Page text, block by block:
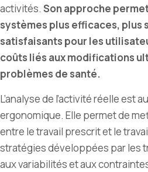
activités. Son approche
systèmes plus efficaces, plus
satisfaisants pour les
coûts liés aux modifications
problèmes de santé.
L’analyse de l’activité réelle est
ergonomique. Elle permet de
entre le travail prescrit et le
stratégies développées par les
aux variabilités et aux